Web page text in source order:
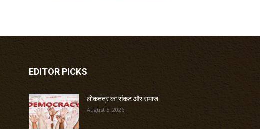
EDITOR PICKS
लोकतंत्र का संकट और समाज
August 5, 2026